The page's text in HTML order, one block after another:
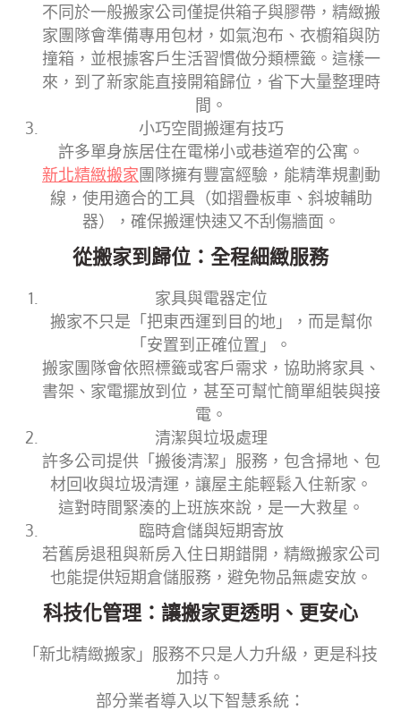
不同於一般搬家公司僅提供箱子與膠帶，精緻搬
家團隊會準備專用包材，如氣泡布、衣櫥箱與防
撞箱，並根據客戶生活習慣做分類標籤。這樣一
來，到了新家能直接開箱歸位，省下大量整理時
間。
小巧空間搬運有技巧
許多單身族居住在電梯小或巷道窄的公寓。
新北精緻搬家團隊擁有豐富經驗，能精準規劃動
線，使用適合的工具（如摺疊板車、斜坡輔助
器），確保搬運快速又不刮傷牆面。
從搬家到歸位：全程細緻服務
家具與電器定位
搬家不只是「把東西運到目的地」，而是幫你
「安置到正確位置」。
搬家團隊會依照標籤或客戶需求，協助將家具、
書架、家電擺放到位，甚至可幫忙簡單組裝與接
電。
清潔與垃圾處理
許多公司提供「搬後清潔」服務，包含掃地、包
材回收與垃圾清運，讓屋主能輕鬆入住新家。
這對時間緊湊的上班族來說，是一大救星。
臨時倉儲與短期寄放
若舊房退租與新房入住日期錯開，精緻搬家公司
也能提供短期倉儲服務，避免物品無處安放。
科技化管理：讓搬家更透明、更安心
「新北精緻搬家」服務不只是人力升級，更是科技
加持。
部分業者導入以下智慧系統：